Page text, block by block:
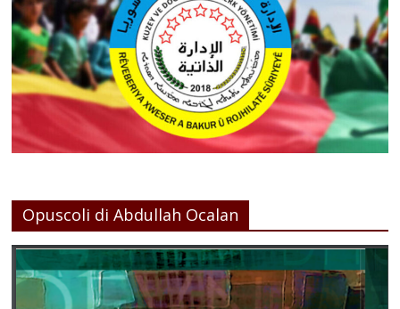
Opuscoli di Abdullah Ocalan